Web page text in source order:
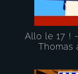
Allo le 17 !
Thomas